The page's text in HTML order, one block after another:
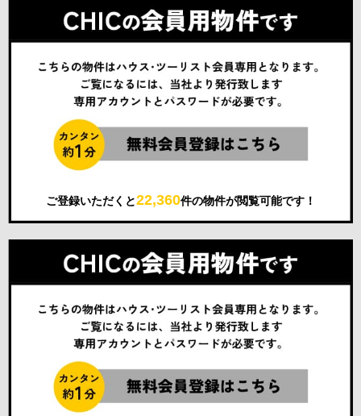
ご登録いただくと22,360件の物件が閲覧可能です！